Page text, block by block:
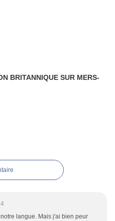
BRITANNIQUE SUR MERS-
langue. Mais j'ai bien peur